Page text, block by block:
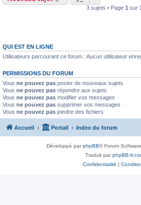
3 sujets • Page 1 sur
QUI EST EN LIGNE
Utilisateurs parcourant ce forum : Aucun utilisateur
PERMISSIONS DU FORUM
Vous ne pouvez pas poster de nouveaux sujets
Vous ne pouvez pas répondre aux sujets
Vous ne pouvez pas modifier vos messages
Vous ne pouvez pas supprimer vos messages
Vous ne pouvez pas joindre des fichiers
Accueil Portail Index du forum
Développé parphpBB® Forum
Traduit parphpBB-
Confidentialité |